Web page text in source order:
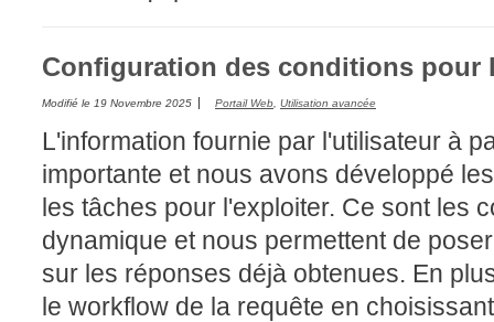
Configuration des conditions pour
Modifié le 19 Novembre 2025 Portail Web Utilisation avancée
L'information fournie par l'utilisateur à
importante et nous avons développé
les tâches pour l'exploiter. Ce sont les
dynamique et nous permettent de
sur les réponses déjà obtenues. En
le workflow de la requête en